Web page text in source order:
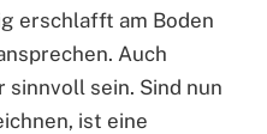
erschlafft am Boden
Auch
sein. Sind nun
ist eine